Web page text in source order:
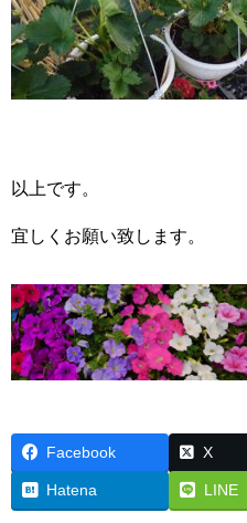
以上です。
宜しくお願い致します。
Facebook X
Hatena LINE